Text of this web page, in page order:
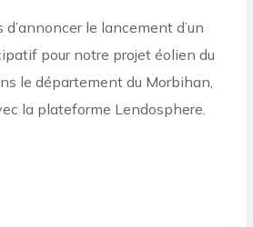
le lancement d’un
pour notre projet éolien du
le département du Morbihan,
la plateforme Lendosphere.